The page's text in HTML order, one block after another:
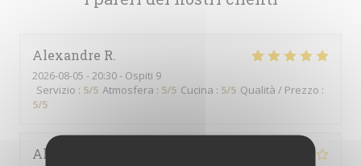
Alexandre R
2026-08-05 - 20:30 - Ospiti 9
Servizio : 5/5 Atmosfera : 5/5 Cucina : 5/5 Qualità / Prezzo :
5/5
Aline